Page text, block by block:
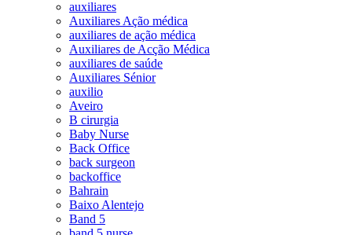
auxiliares
Auxiliares Ação médica
auxiliares de ação médica
Auxiliares de Acção Médica
auxiliares de saúde
Auxiliares Sénior
auxilio
Aveiro
B cirurgia
Baby Nurse
Back Office
back surgeon
backoffice
Bahrain
Baixo Alentejo
Band 5